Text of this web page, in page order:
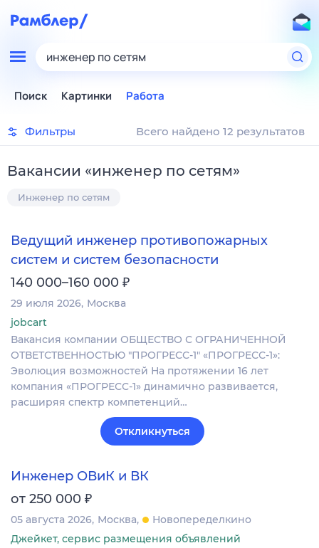
инженер по сетям
Поиск Картинки Работа
Фильтры Всего найдено 12 результатов
Вакансии «инженер по сетям»
Инженер по сетям
Ведущий инженер противопожарных
систем и систем безопасности
140 000–160 000 ₽
29 июля 2026 Москва
jobcart
Вакансия компании ОБЩЕСТВО С ОГРАНИЧЕННОЙ
ОТВЕТСТВЕННОСТЬЮ "ПРОГРЕСС-1" «ПРОГРЕСС-1»:
Эволюция возможностей На протяжении 16 лет
компания «ПРОГРЕСС-1» динамично развивается,
расширяя спектр компетенций…
Откликнуться
Инженер ОВиК и ВК
от 250 000 ₽
05 августа 2026 Москва
Новопеределкино
Джейкет, сервис размещения объявлений